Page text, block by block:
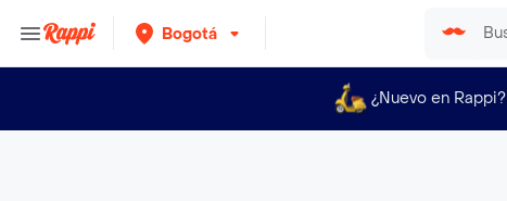
Bogotá
¿Nuevo en Rappi?